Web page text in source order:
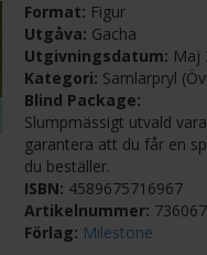
Format: Figur
Utgåva: Gacha
Utgivningsdatum: Maj
Kategori: Samlarpryl
Blind Package:
Slumpmässigt utvald
garantera att du får en
du beställer.
ISBN: 4589675716967
Artikelnummer: 736067
Förlag: Milestone